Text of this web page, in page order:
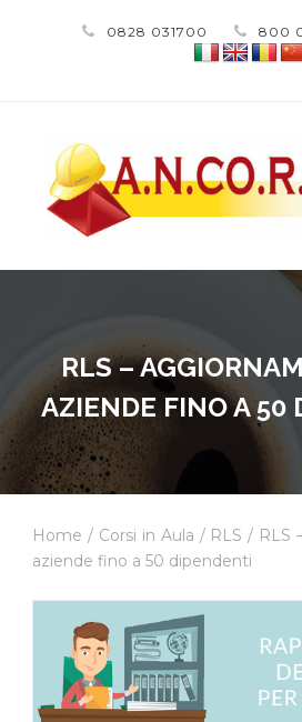
0828 031700 800
RLS –
AZIENDE FINO A 50
Home / Corsi in Aula / RLS / RLS
aziende fino a 50 dipendenti